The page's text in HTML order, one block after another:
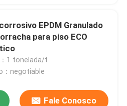
EPDM Granulado
para piso ECO
：1 tonelada/t
：negotiable
Fale Conosco